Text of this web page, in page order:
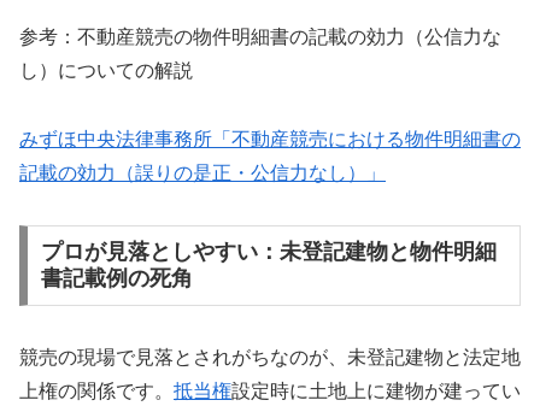
参考：不動産競売の物件明細書の記載の効力（公信力な
し）についての解説
みずほ中央法律事務所「不動産競売における物件明細書の
記載の効力（誤りの是正・公信力なし）」
プロが見落としやすい：未登記建物と物件明細
書記載例の死角
競売の現場で見落とされがちなのが、未登記建物と法定地
上権の関係です。 抵当権設定時に土地上に建物が建ってい